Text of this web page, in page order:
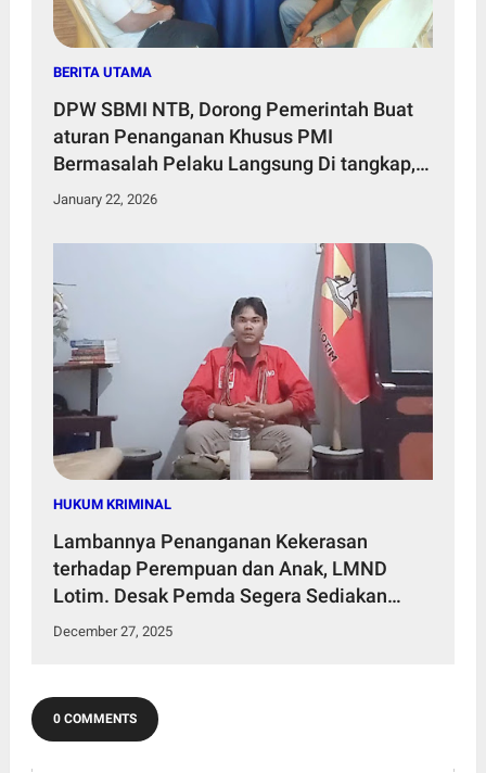
BERITA UTAMA
DPW SBMI NTB, Dorong Pemerintah Buat
aturan Penanganan Khusus PMI
Bermasalah Pelaku Langsung Di tangkap,
seperti Undang-Undang Tindak Pidana
January 22, 2026
HUKUM KRIMINAL
Lambannya Penanganan Kekerasan
terhadap Perempuan dan Anak, LMND
Lotim. Desak Pemda Segera Sediakan
Rumah Aman
December 27, 2025
0 COMMENTS